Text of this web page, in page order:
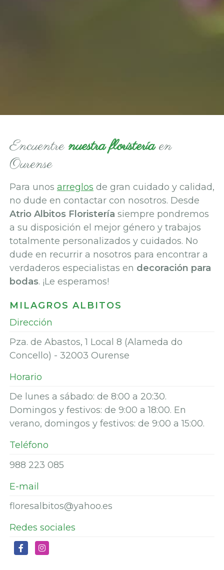
Encuentre nuestra floristeríaen
Ourense
Para unos arreglos de gran cuidado y calidad,
no dude en contactar con nosotros. Desde
Atrio Albitos Floristería siempre pondremos
a su disposición el mejor género y trabajos
totalmente personalizados y cuidados. No
dude en recurrir a nosotros para encontrar a
verdaderos especialistas en decoración para
bodas. ¡Le esperamos!
MILAGROS ALBITOS
Dirección
Pza. de Abastos, 1 Local 8 (Alameda do
Concello) - 32003 Ourense
Horario
De lunes a sábado: de 8:00 a 20:30.
Domingos y festivos: de 9:00 a 18:00. En
verano, domingos y festivos: de 9:00 a 15:00.
Teléfono
988 223 085
E-mail
floresalbitos@yahoo.es
Redes sociales